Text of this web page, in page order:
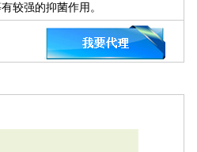
较强的抑菌作用。